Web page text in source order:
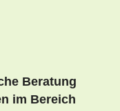
Beratung
im Bere­ich